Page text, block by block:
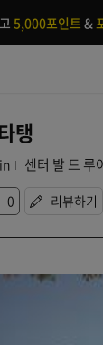
5,000포인트 &
탱
센터 발 드 루
0 리뷰하기